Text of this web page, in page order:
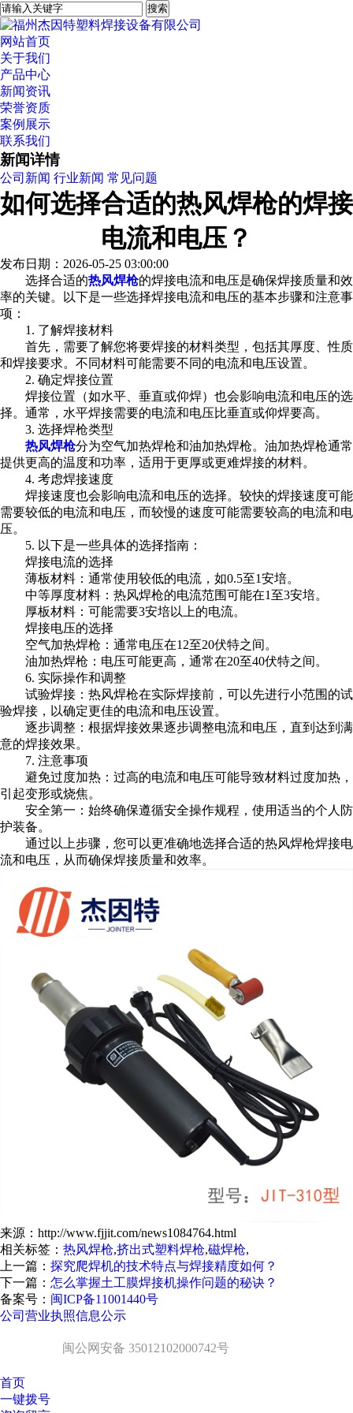
网站首页
关于我们
产品中心
新闻资讯
荣誉资质
案例展示
联系我们
新闻详情
公司新闻 行业新闻 常见问题
如何选择合适的热风焊枪的焊接
电流和电压？
发布日期：2026-05-25 03:00:00
选择合适的热风焊枪的焊接电流和电压是确保焊接质量和效
率的关键。以下是一些选择焊接电流和电压的基本步骤和注意事
项：
1. 了解焊接材料
首先，需要了解您将要焊接的材料类型，包括其厚度、性质
和焊接要求。不同材料可能需要不同的电流和电压设置。
2. 确定焊接位置
焊接位置（如水平、垂直或仰焊）也会影响电流和电压的选
择。通常，水平焊接需要的电流和电压比垂直或仰焊要高。
3. 选择焊枪类型
热风焊枪分为空气加热焊枪和油加热焊枪。油加热焊枪通常
提供更高的温度和功率，适用于更厚或更难焊接的材料。
4. 考虑焊接速度
焊接速度也会影响电流和电压的选择。较快的焊接速度可能
需要较低的电流和电压，而较慢的速度可能需要较高的电流和电
压。
5. 以下是一些具体的选择指南：
焊接电流的选择
薄板材料：通常使用较低的电流，如0.5至1安培。
中等厚度材料：热风焊枪的电流范围可能在1至3安培。
厚板材料：可能需要3安培以上的电流。
焊接电压的选择
空气加热焊枪：通常电压在12至20伏特之间。
油加热焊枪：电压可能更高，通常在20至40伏特之间。
6. 实际操作和调整
试验焊接：热风焊枪在实际焊接前，可以先进行小范围的试
验焊接，以确定更佳的电流和电压设置。
逐步调整：根据焊接效果逐步调整电流和电压，直到达到满
意的焊接效果。
7. 注意事项
避免过度加热：过高的电流和电压可能导致材料过度加热，
引起变形或烧焦。
安全第一：始终确保遵循安全操作规程，使用适当的个人防
护装备。
通过以上步骤，您可以更准确地选择合适的热风焊枪焊接电
流和电压，从而确保焊接质量和效率。
来源：http://www.fjjit.com/news1084764.html
相关标签： 热风焊枪,挤出式塑料焊枪,磁焊枪,
上一篇： 探究爬焊机的技术特点与焊接精度如何？
下一篇： 怎么掌握土工膜焊接机操作问题的秘诀？
备案号： 闽ICP备11001440号
公司营业执照信息公示
闽公网安备 35012102000742号
首页
一键拨号